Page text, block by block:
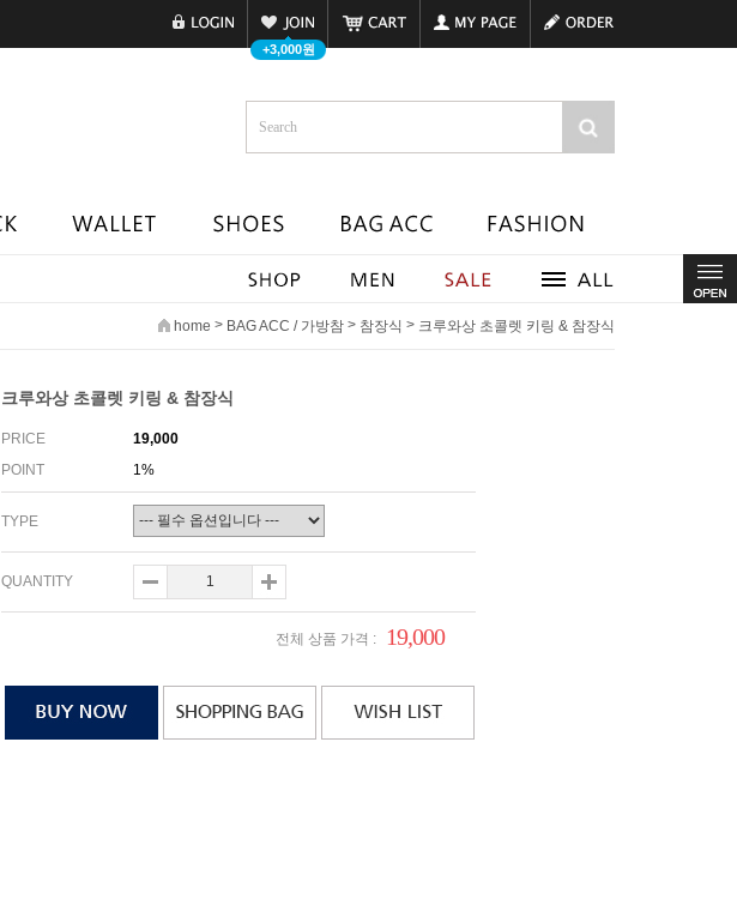
+3,000원
home > BAG ACC / 가방참 > 참장식 > 크루와상 초콜렛 키링 & 참장식
크루와상 초콜렛 키링 & 참장식
PRICE
19,000
POINT
1%
TYPE
QUANTITY
전체 상품 가격 : 19,000